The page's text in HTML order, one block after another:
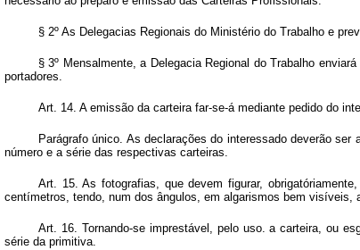
§ 2º As Delegacias Regionais do Ministério do Trabalho e
§ 3º Mensalmente, a Delegacia Regional do Trabalho
portadores.
Art. 14. A emissão da carteira far-se-á mediante pedido do
Parágrafo único. As declarações do interessado deverão
número e a série das respectivas carteiras.
Art. 15. As fotografias, que devem figurar,
centímetros, tendo, num dos ângulos, em algarismos bem visíveis,
Art. 16. Tornando-se imprestável, pelo uso. a carteira, ou
série da primitiva.